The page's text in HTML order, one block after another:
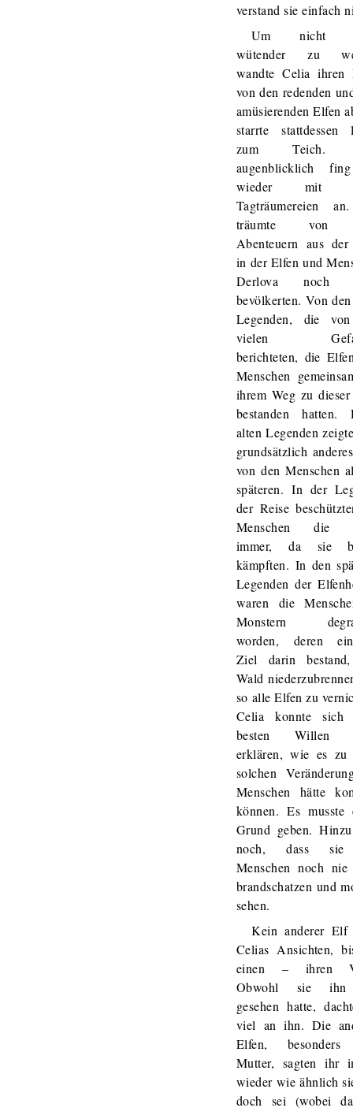
verstand sie einfach
Um nicht
wütender zu
wandte Celia ihren
von den redenden
amüsierenden Elfen
starrte stattdessen
zum Teich.
augenblicklich
wieder mit
Tagträumereien
träumte von
Abenteuern aus
in der Elfen und
Derlova noch
bevölkerten. Von
Legenden, die
vielen
berichteten, die
Menschen
ihrem Weg zu
bestanden hatten.
alten Legenden
grundsätzlich
von den Menschen
späteren. In der
der Reise
Menschen die
immer, da sie
kämpften. In den
Legenden der
waren die
Monstern
worden, deren
Ziel darin
Wald
so alle Elfen zu
Celia konnte sich
besten Willen
erklären, wie es zu
solchen
Menschen hätte
können. Es musste
Grund geben.
noch, dass
Menschen noch nie
brandschatzen und
sehen.
Kein anderer Elf
Celias Ansichten,
einen – ihren
Obwohl sie
gesehen hatte,
viel an ihn. Die
Elfen,
Mutter, sagten ihr
wieder wie ähnlich
doch sei (wobei